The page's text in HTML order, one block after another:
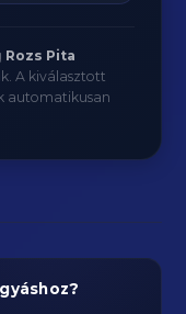
Rozs Pita
A kiválasztott
automatikusan